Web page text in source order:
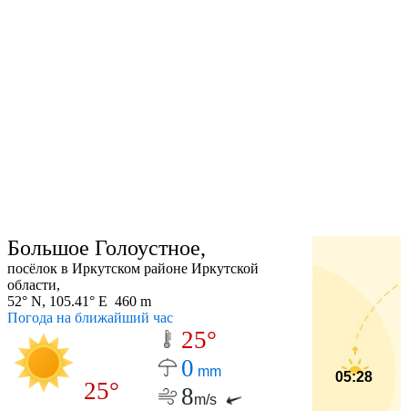
Большое Голоустное,
посёлок в Иркутском районе Иркутской
области,
52° N, 105.41° E 460 m
Погода на ближайший час
25°
25°
0 mm
8m/s
05:28